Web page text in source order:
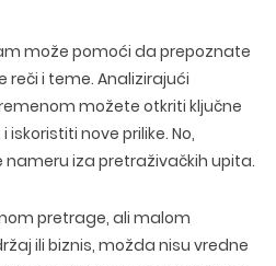
može pomoći da prepoznate
reči i teme. Analizirajući
možete otkriti ključne
nove prilike. No,
iza pretraživačkih upita.
pretrage, ali malom
ili biznis, možda nisu vredne